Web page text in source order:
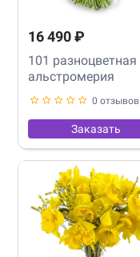
16 490 ₽
101 разноцветная
альстромерия
0 отзывов
Заказать